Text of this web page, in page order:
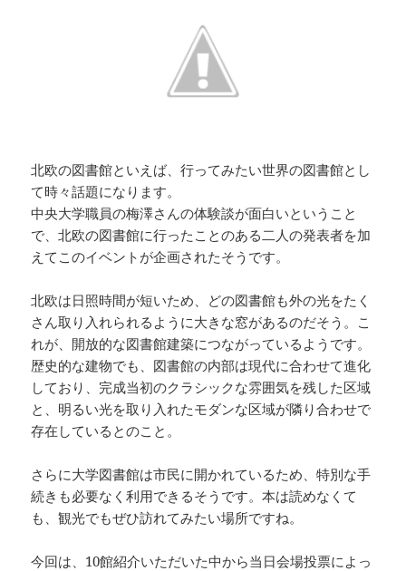
北欧の図書館といえば、行ってみたい世界の図書館とし
て時々話題になります。
中央大学職員の梅澤さんの体験談が面白いということ
で、北欧の図書館に行ったことのある二人の発表者を加
えてこのイベントが企画されたそうです。
北欧は日照時間が短いため、どの図書館も外の光をたく
さん取り入れられるように大きな窓があるのだそう。こ
れが、開放的な図書館建築につながっているようです。
歴史的な建物でも、図書館の内部は現代に合わせて進化
しており、完成当初のクラシックな雰囲気を残した区域
と、明るい光を取り入れたモダンな区域が隣り合わせで
存在しているとのこと。
さらに大学図書館は市民に開かれているため、特別な手
続きも必要なく利用できるそうです。本は読めなくて
も、観光でもぜひ訪れてみたい場所ですね。
今回は、10館紹介いただいた中から当日会場投票によっ